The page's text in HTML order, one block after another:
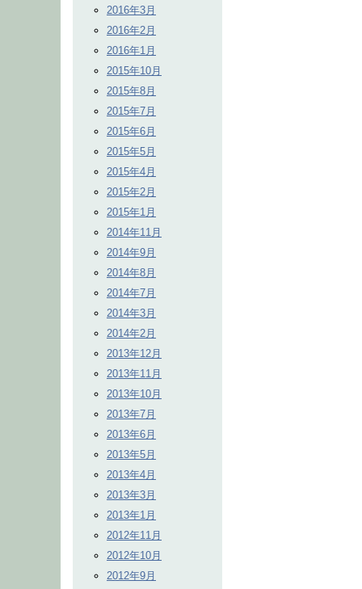
2016年3月
2016年2月
2016年1月
2015年10月
2015年8月
2015年7月
2015年6月
2015年5月
2015年4月
2015年2月
2015年1月
2014年11月
2014年9月
2014年8月
2014年7月
2014年3月
2014年2月
2013年12月
2013年11月
2013年10月
2013年7月
2013年6月
2013年5月
2013年4月
2013年3月
2013年1月
2012年11月
2012年10月
2012年9月